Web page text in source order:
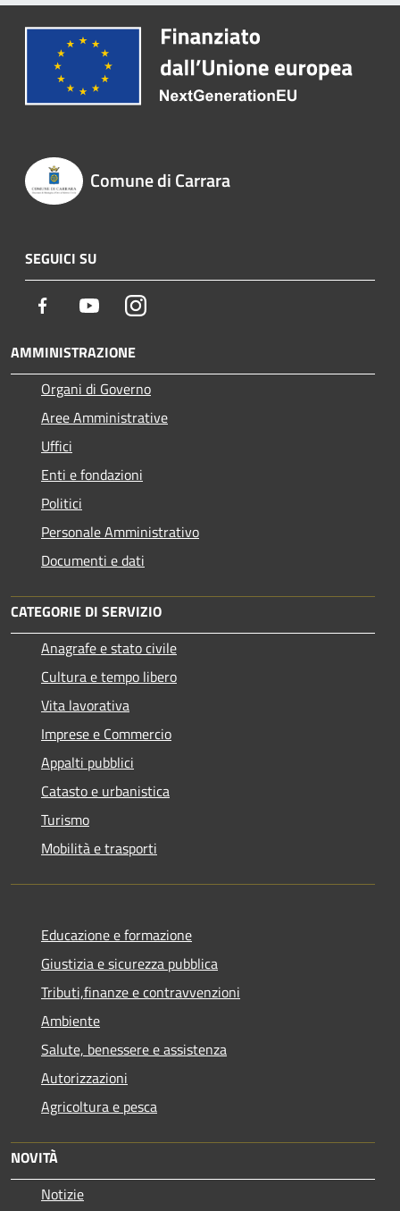
Comune di Carrara
SEGUICI SU
Facebook YoutubeInstagram
AMMINISTRAZIONE
Organi di Governo
Aree Amministrative
Uffici
Enti e fondazioni
Politici
Personale Amministrativo
Documenti e dati
CATEGORIE DI SERVIZIO
Anagrafe e stato civile
Cultura e tempo libero
Vita lavorativa
Imprese e Commercio
Appalti pubblici
Catasto e urbanistica
Turismo
Mobilità e trasporti
Educazione e formazione
Giustizia e sicurezza pubblica
Tributi,finanze e contravvenzioni
Ambiente
Salute, benessere e assistenza
Autorizzazioni
Agricoltura e pesca
NOVITÀ
Notizie